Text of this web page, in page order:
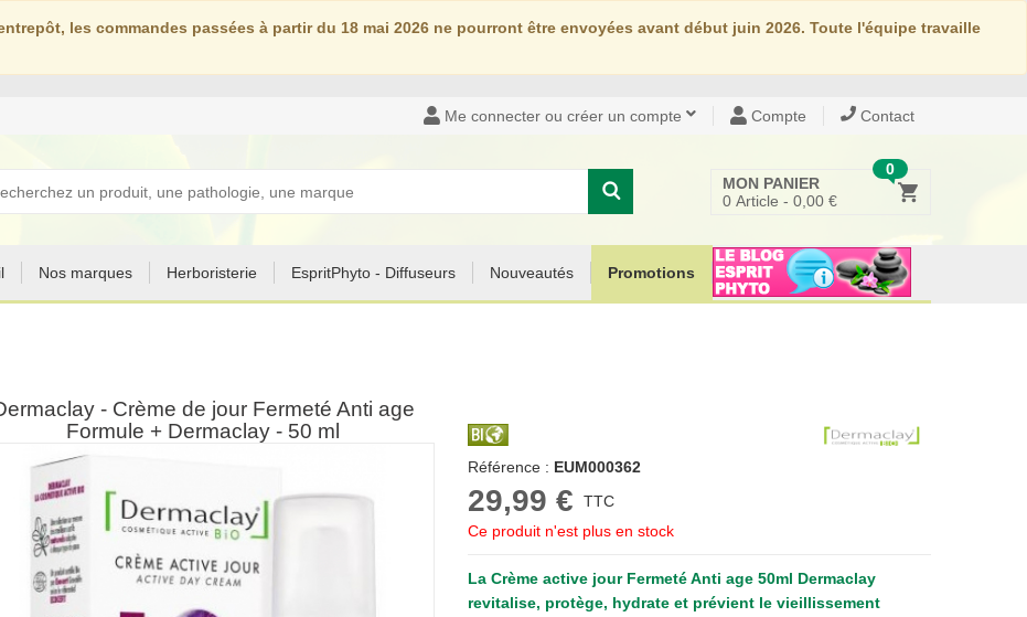
les commandes passées à partir du 18 mai 2026 ne pourront être envoyées avant début juin 2026. Toute l'équipe travaille
Me connecter ou créer un compte Compte Contact
0
MON PANIER
0 Article - 0,00 €
Nos marques Herboristerie EspritPhyto - Diffuseurs Nouveautés Promotions
- Crème de jour Fermeté Anti age
Formule + Dermaclay - 50 ml
Référence : EUM000362
29,99 €
TTC
Ce produit n'est plus en stock
La Crème active jour Fermeté Anti age 50ml Dermaclay
revitalise, protège, hydrate et prévient le vieillissement